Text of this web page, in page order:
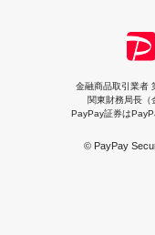
金融商品取引業者
関東財務局長
PayPay証券は
© PayPay